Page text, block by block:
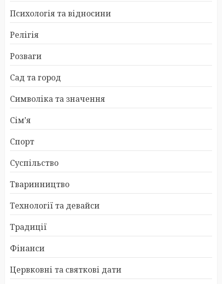
Психологія та відносини
Релігія
Розваги
Сад та город
Символіка та значення
Сім’я
Спорт
Суспільство
Тваринництво
Технології та девайси
Традиції
Фінанси
Цервковні та святкові дати